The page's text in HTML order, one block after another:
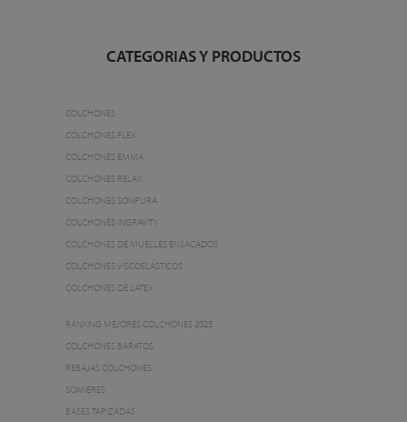
CATEGORIAS Y PRODUCTOS
COLCHONES
COLCHONES FLEX
COLCHONES EMMA
COLCHONES RELAX
COLCHONES SONPURA
COLCHONES INGRAVITY
COLCHONES DE MUELLES ENSACADOS
COLCHONES VISCOELÁSTICOS
COLCHONES DE LÁTEX
RANKING MEJORES COLCHONES 2025
COLCHONES BARATOS
REBAJAS COLCHONES
SOMIERES
BASES TAPIZADAS